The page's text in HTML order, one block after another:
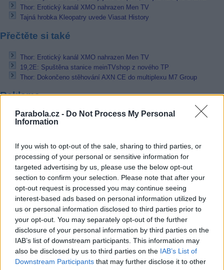
Parabola.cz - Do Not Process My Personal
Information
If you wish to opt-out of the sale, sharing to third parties, or
processing of your personal or sensitive information for
targeted advertising by us, please use the below opt-out
section to confirm your selection. Please note that after your
opt-out request is processed you may continue seeing
interest-based ads based on personal information utilized by
us or personal information disclosed to third parties prior to
your opt-out. You may separately opt-out of the further
disclosure of your personal information by third parties on the
IAB’s list of downstream participants. This information may
also be disclosed by us to third parties on the IAB’s List of
Downstream Participants that may further disclose it to other
Thor: Erotický kanál XMO nahrazen Men TV
Tajná hrobka Kleopatry uvede Viasat History
Přečtěte si také
Thor: Erotický kanál XMO nahrazen Men TV
19,2E: Spuštěna stanice meinTVshop z nového TP
Thor: Dokončeno stěhování AXN CE do multiplexu M7 Group
Reklama
Pracovní nabídky
48.400 Kč • příspěvek na ubytování (Jihlava, okres Jihlava)
07.08.2026 - Bosch Powertrain s.r.o. Jihlava • obsluha CNC strojů •
48.400 Kč • náborový bonus 50.000 Kč • příspěvek na ubytování
okres Jihlava)
07.08.2026 -Specialista pro elektronická zařízení údržby (m/ž) (tř.
Klementa 869, Mladá Boleslav II)
06.08.2026 -Bosch Powertrain s.r.o. Jihlava • CNC operátor• mzda
Kč • náborový bonus 50.000 Kč • příspěvek na ubytování (Jihlava,
Jihlava)
06.08.2026 - Bosch Powertrain s.r.o. • montážní dělník • mzda 44.700
týdenní zálohy na mzdu 2.000 Kč (Jihlava, okres Jihlava)
... další nabídky zaměstnání